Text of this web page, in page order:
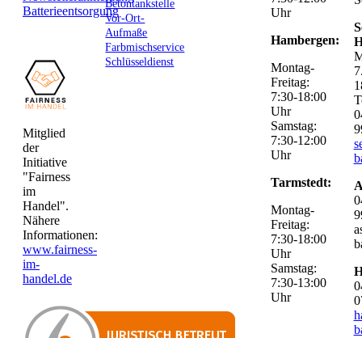
Batterieentsorgung
Mitglied
der
Initiative
"Fairness
im
Handel".
Nähere
Informationen:
www.fairness-
im-
handel.de
Betontankstelle
Vor-Ort-
Aufmaße
Farbmischservice
Schlüsseldienst
Uhr
Hambergen:
Montag-
Freitag:
7:30-18:00
Uhr
Samstag:
7:30-12:00
Uhr
Tarmstedt:
Montag-
Freitag:
7:30-18:00
Uhr
Samstag:
7:30-13:00
Uhr